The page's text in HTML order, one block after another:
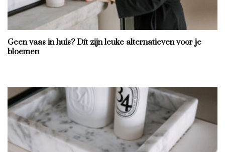
Geen vaas in huis? Dít zijn leuke alternatieven voor je
bloemen